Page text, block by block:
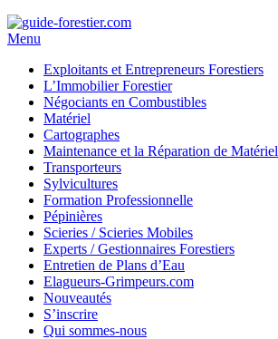
Menu
Exploitants et Entrepreneurs Forestiers
L’Immobilier Forestier
Négociants en Combustibles
Matériel
Cartographes
Maintenance et la Réparation de Matériel
Transporteurs
Sylvicultures
Formation Professionnelle
Pépinières
Scieries / Scieries Mobiles
Experts / Gestionnaires Forestiers
Entretien de Plans d’Eau
Elagueurs-Grimpeurs.com
Nouveautés
S’inscrire
Qui sommes-nous